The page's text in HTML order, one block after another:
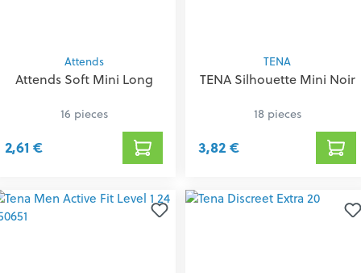
Attends
Attends Soft Mini Long
16 pieces
2,61 €
TENA
TENA Silhouette Mini Noir
18 pieces
3,82 €